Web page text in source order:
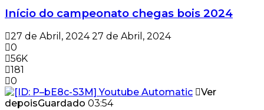
Início do campeonato chegas bois 2024
27 de Abril, 2024 27 de Abril, 2024
0
56K
181
0
Ver
depoisGuardado 03:54